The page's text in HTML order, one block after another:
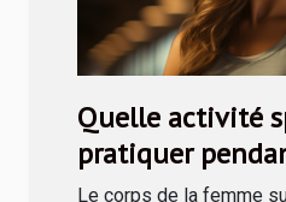
Quelle activité
pratiquer
grossesse ?
Le corps de la femme